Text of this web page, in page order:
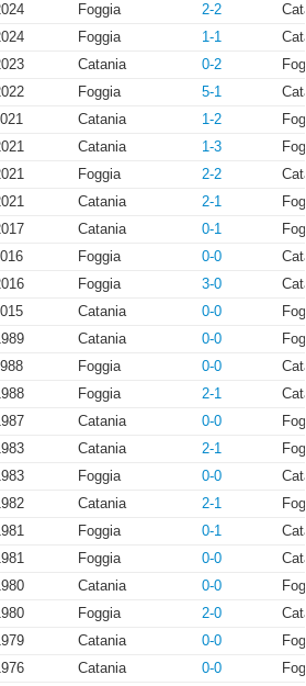
Foggia 2-2
Foggia 1-1
Catania 0-2
Foggia 5-1
Catania 1-2
Catania 1-3
Foggia 2-2
Catania 2-1
Catania 0-1
Foggia 0-0
Foggia 3-0
Catania 0-0
Catania 0-0
Foggia 0-0
Foggia 2-1
Catania 0-0
Catania 2-1
Foggia 0-0
Catania 2-1
Foggia 0-1
Foggia 0-0
Catania 0-0
Foggia 2-0
Catania 0-0
Catania 0-0